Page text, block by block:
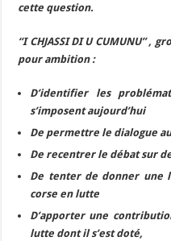
cette question.
“I CHJASSI DI U CUMUNU” ,
pour ambition :
D’identifier les
s’imposent aujourd’hui
De permettre le dialogue
De recentrer le débat sur
De tenter de donner une
corse en lutte
D’apporter une
lutte dont il s’est doté,